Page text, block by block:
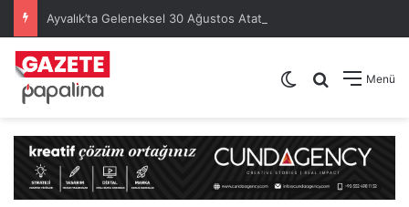
Menü
Arama yap
Dış görünümü